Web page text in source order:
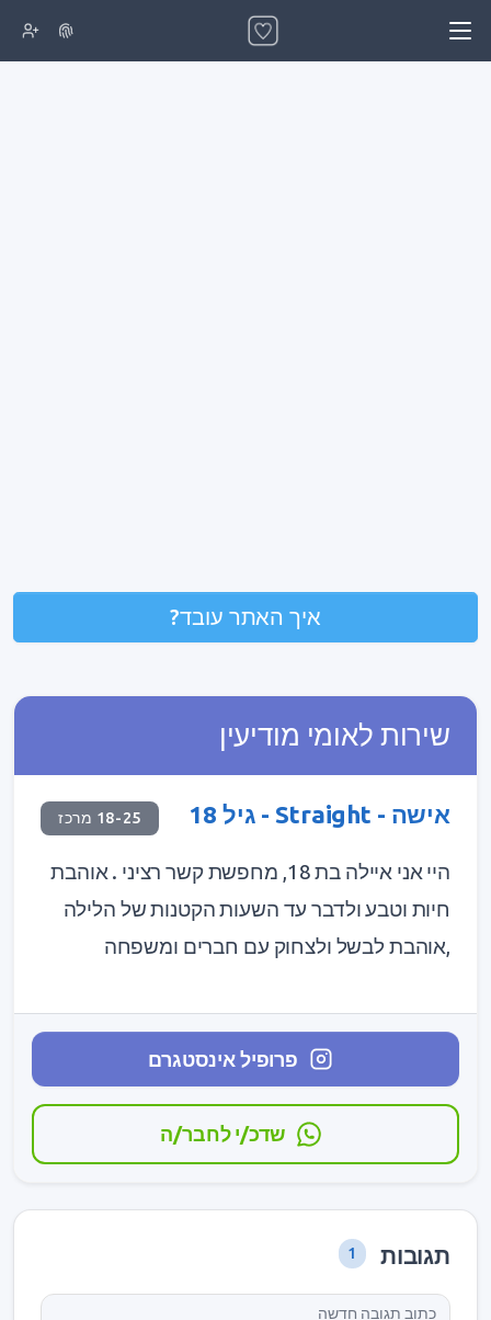
איך האתר עובד?
שירות לאומי מודיעין
אישה - Straight - גיל 18 18-25 מרכז
היי אני איילה בת 18, מחפשת קשר רציני . אוהבת
חיות וטבע ולדבר עד השעות הקטנות של הלילה
,אוהבת לבשל ולצחוק עם חברים ומשפחה
פרופיל אינסטגרם
שדכ/י לחבר/ה
תגובות 1